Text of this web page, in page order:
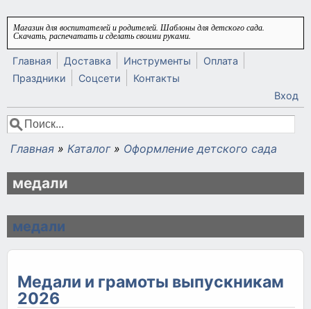
Перейти к основному содержанию
Магазин для воспитателей и родителей. Шаблоны для детского сада.
Скачать, распечатать и сделать своими руками.
Главная Доставка Инструменты
Оплата
Праздники
Соцсети
Контакты
Вход
Форма поиска
Поиск
Вы здесь
Главная » Каталог » Оформление детского сада
медали
медали
Медали и грамоты выпускникам
2026